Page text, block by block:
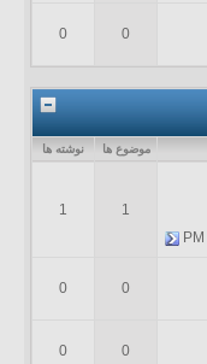
0
0
موضوع ها نوشته ها
1
1
0
0
0
0